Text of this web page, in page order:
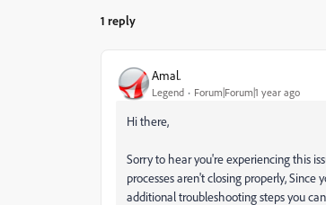
1 reply
Amal.
Legend Forum|Forum|1 year ago
Hi there,
Sorry to hear you're experiencing this
processes aren't closing properly,
additional troubleshooting steps you